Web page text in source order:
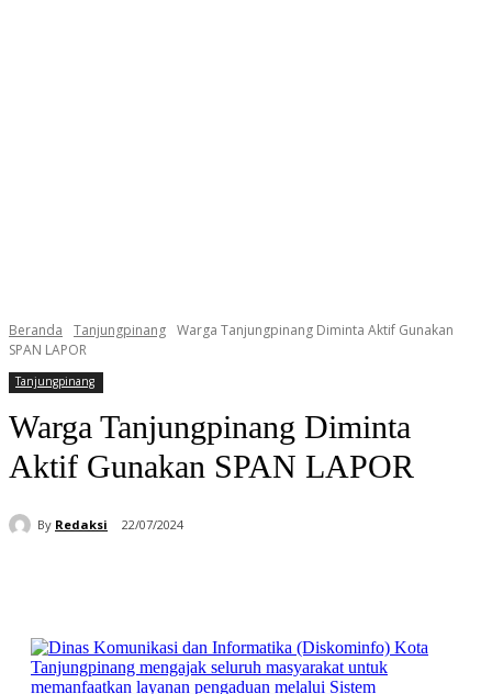
Beranda Tanjungpinang Warga Tanjungpinang Diminta Aktif Gunakan
SPAN LAPOR
Tanjungpinang
Warga Tanjungpinang Diminta
Aktif Gunakan SPAN LAPOR
By Redaksi 22/07/2024